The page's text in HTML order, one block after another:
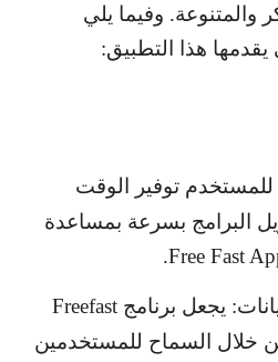
والمتنوعة. وفيما يلي
هذا التطبيق:
توفير الوقت
البرامج بسرعة بمساعدة
Free Fast
.
يجعل برنامجFreefast
من خلال السماح للمستخدمين